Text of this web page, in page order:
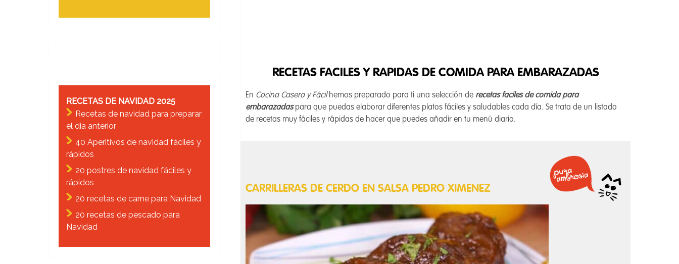
RECETAS FACILES Y RAPIDAS DE COMIDA PARA EMBARAZADAS
En Cocina Casera y Fácilhemos preparado para ti una selección de recetas faciles de comida para
embarazadaspara que puedas elaborar diferentes platos fáciles y saludables cada día. Se trata de un listado
de recetas muy fáciles y rápidas de hacer que puedes añadir en tu menú diario.
CARRILLERAS DE CERDO EN SALSA PEDRO XIMENEZ
RECETAS DE NAVIDAD 2025
Recetas de navidad para preparar
el dia anterior
40 Aperitivos de navidad fáciles y
rápidos
20 postres de navidad fáciles y
rápidos
20 recetas de carne para Navidad
20 recetas de pescado para
Navidad